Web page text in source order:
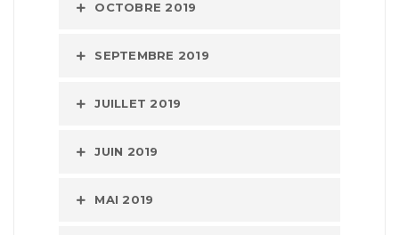
OCTOBRE 2019
SEPTEMBRE 2019
JUILLET 2019
JUIN 2019
MAI 2019